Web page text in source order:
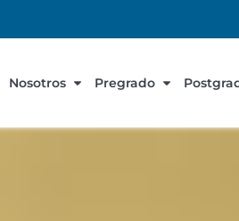
Nosotros Pregrado